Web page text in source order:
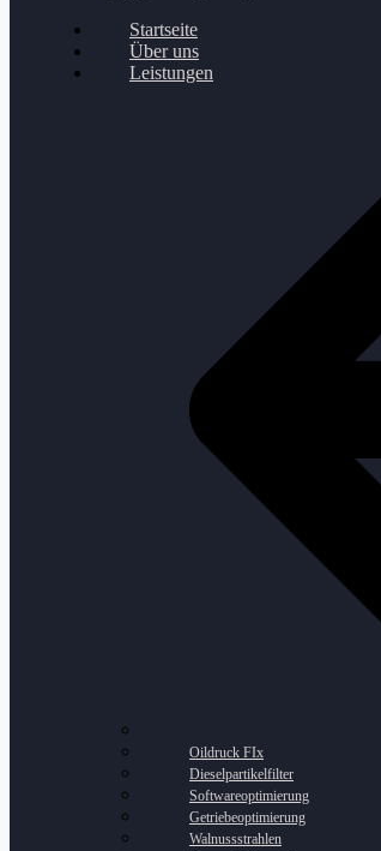
Startseite
Über uns
Leistungen
Oildruck FIx
Dieselpartikelfilter
Softwareoptimierung
Getriebeoptimierung
Walnussstrahlen